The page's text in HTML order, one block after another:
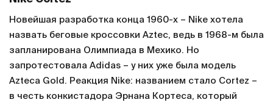
Новейшая разработка конца 1960-х – Nike хотела
назвать беговые кроссовки Aztec, ведь в 1968-м была
запланирована Олимпиада в Мехико. Но
запротестовала Adidas – у них уже была модель
Azteca Gold. Реакция Nike: названием стало Cortez –
в честь конкистадора Эрнана Кортеса, который